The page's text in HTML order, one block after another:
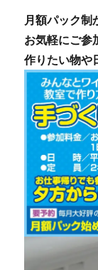
月額パック制
お気軽にご参
作りたい物や